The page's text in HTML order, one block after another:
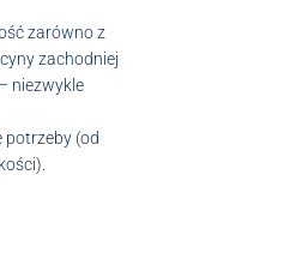
zarówno z
zachodniej
niezwykle
potrzeby (od